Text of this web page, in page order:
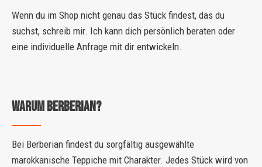
Wenn du im Shop nicht genau das Stück findest, das du
suchst, schreib mir. Ich kann dich persönlich beraten oder
eine individuelle Anfrage mit dir entwickeln.
Warum Berberian?
Bei Berberian findest du sorgfältig ausgewählte
marokkanische Teppiche mit Charakter. Jedes Stück wird von